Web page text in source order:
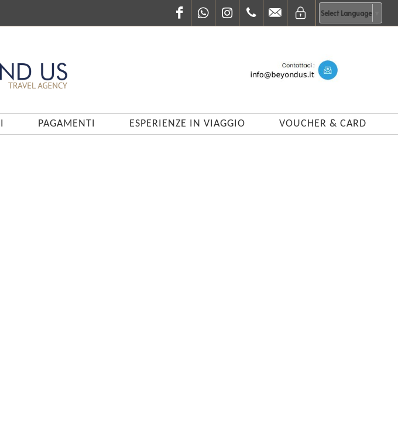
FacebookWhatsAppInstagram0683848618info@beyondus.itSelect Language
PAGAMENTI ESPERIENZE IN VIAGGIO VOUCHER & CARD